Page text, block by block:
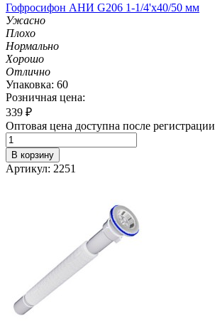
Гофросифон АНИ G206 1-1/4'х40/50 мм
Ужасно
Плохо
Нормально
Хорошо
Отлично
Упаковка: 60
Розничная цена:
339 ₽
Оптовая цена доступна после регистрации
В корзину
Артикул: 2251